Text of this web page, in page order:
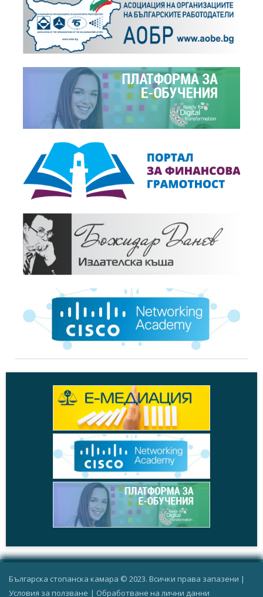
Българска стопанска камара © 2023. Всички права запазени |
Условия за ползване | Oбработване на лични данни